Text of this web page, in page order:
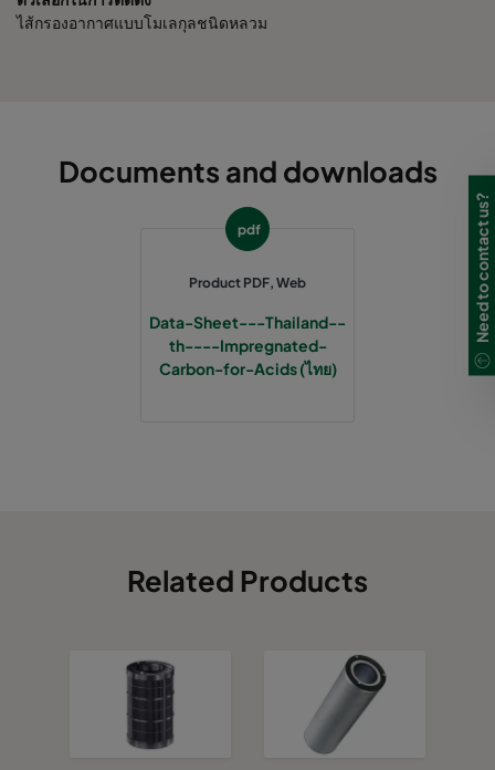
ไส้กรองอากาศแบบโมเลกุลชนิดหลวม
Documents and downloads
pdf
Product PDF, Web
Data-Sheet---Thailand--
th----Impregnated-
Carbon-for-Acids (ไทย)
Related Products
Need to contact us?